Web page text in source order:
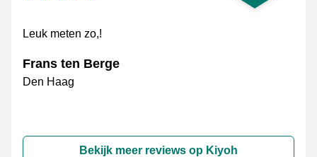
Leuk meten zo,!
Frans ten Berge
Den Haag
Bekijk meer reviews op Kiyoh